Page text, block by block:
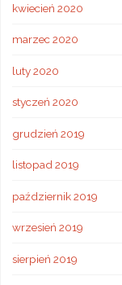
kwiecień 2020
marzec 2020
luty 2020
styczeń 2020
grudzień 2019
listopad 2019
październik 2019
wrzesień 2019
sierpień 2019